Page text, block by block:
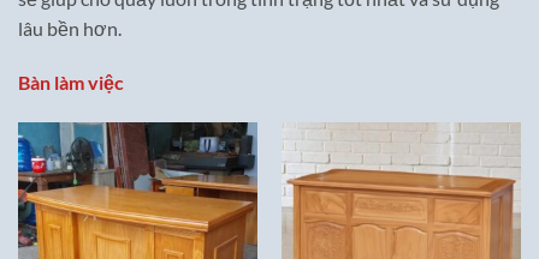
lâu bền hơn.
Bàn làm việc